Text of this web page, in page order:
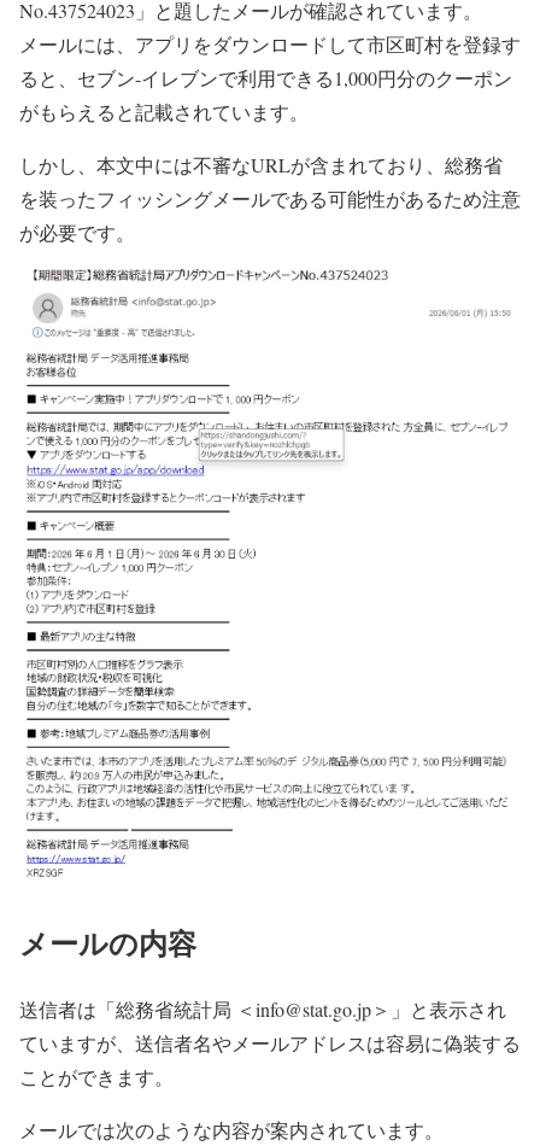
No.437524023」と題したメールが確認されています。
メールには、アプリをダウンロードして市区町村を登録す
ると、セブン-イレブンで利用できる1,000円分のクーポン
がもらえると記載されています。
しかし、本文中には不審なURLが含まれており、総務省
を装ったフィッシングメールである可能性があるため注意
が必要です。
メールの内容
送信者は「総務省統計局 ＜info@stat.go.jp＞」と表示され
ていますが、送信者名やメールアドレスは容易に偽装する
ことができます。
メールでは次のような内容が案内されています。